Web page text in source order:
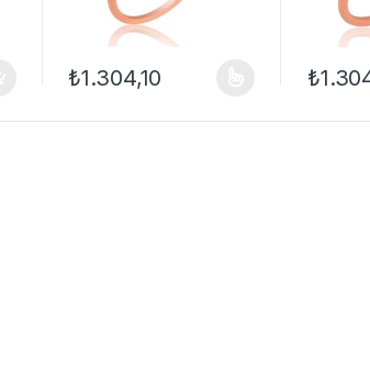
₺1.304,10
Bu ürünün birden fazla varyasyonu var.
₺
Bu